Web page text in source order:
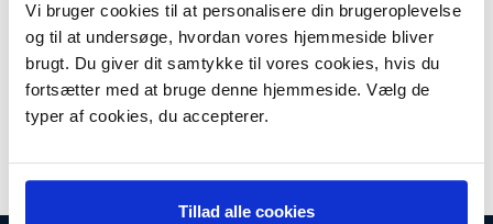
Vi bruger cookies til at personalisere din brugeroplevelse
og til at undersøge, hvordan vores hjemmeside bliver
brugt. Du giver dit samtykke til vores cookies, hvis du
fortsætter med at bruge denne hjemmeside. Vælg de
typer af cookies, du accepterer.
Tillad alle cookies
No935 XL magenta ink cartridge, HPC2P25AE
Kapacitet: 825 sider ved standard udskrifter
Passer til følgende printere:
HP Officejet Pro 6830 e-All-in-One Printer
HP Officejet Pro 6230 ePrinter